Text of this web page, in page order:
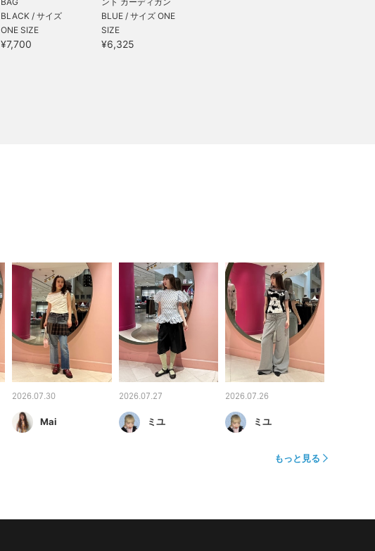
BLACK / サイズ
ONE SIZE
¥7,700
BLUE / サイズ ONE
SIZE
¥6,325
2026.07.30
Mai
2026.07.27
ミユ
2026.07.26
ミユ
もっと見る